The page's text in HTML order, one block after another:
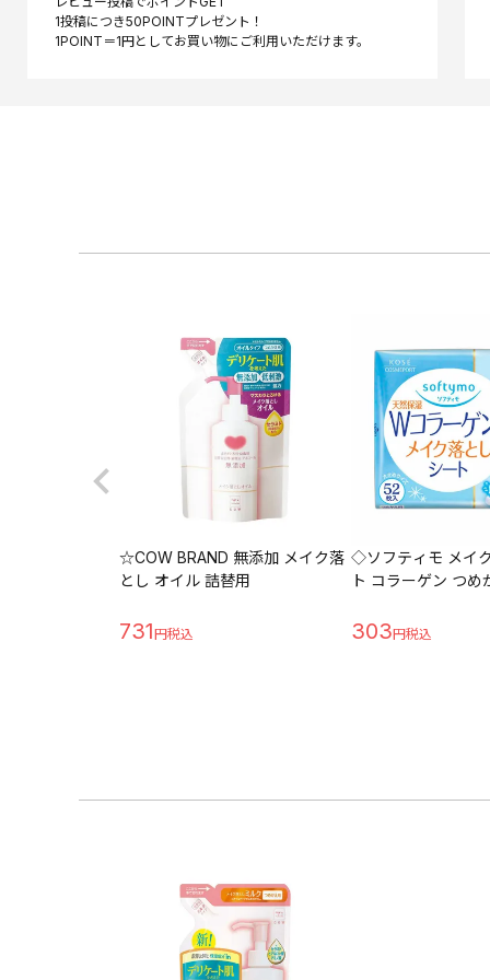
1投稿につき50POINTプレゼント！
☆COW BRAND 無添加 メイク落
とし オイル 詰替用
731
◇ソフティモ メイ
ト コラーゲン つめ
303